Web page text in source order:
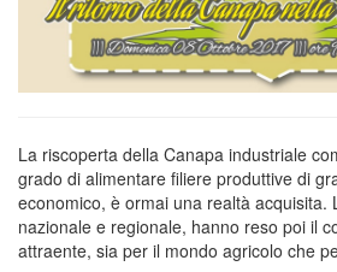
La riscoperta della Canapa industriale
grado di alimentare filiere produttive di
economico, è ormai una realtà acquisita.
nazionale e regionale, hanno reso poi il
attraente, sia per il mondo agricolo che